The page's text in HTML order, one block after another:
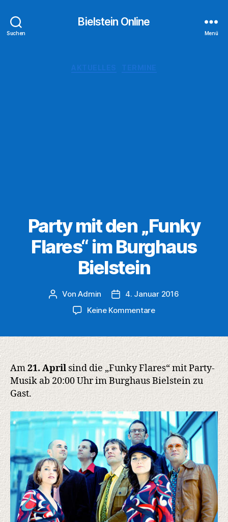
Suchen
Bielstein Online
Menü
Party mit den „Funky
Flares“ im Burghaus
Bielstein
Beitragsautor
VonAdmin Veröffentlichungsdatum
4. Januar 2016
Keine Kommentarezu
den
Flares“
im
Burghaus
Bielstein
Am21. Aprilsind die „Funky Flares“ mit Party-
Musik ab 20:00 Uhr im Burghaus Bielstein zu
Gast.